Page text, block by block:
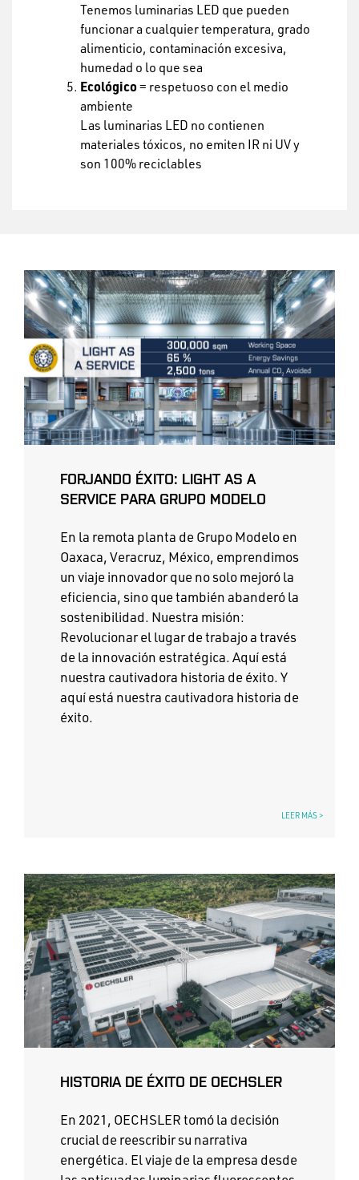
Tenemos luminarias LED que pueden
funcionar a cualquier temperatura, grado
alimenticio, contaminación excesiva,
humedad o lo que sea
Ecológico= respetuoso con el medio
ambiente
Las luminarias LED no contienen
materiales tóxicos, no emiten IR ni UV y
son 100% reciclables
FORJANDO ÉXITO: LIGHT AS A
SERVICE PARA GRUPO MODELO
En la remota planta de Grupo Modelo en
Oaxaca, Veracruz, México, emprendimos
un viaje innovador que no solo mejoró la
eficiencia, sino que también abanderó la
sostenibilidad. Nuestra misión:
Revolucionar el lugar de trabajo a través
de la innovación estratégica. Aquí está
nuestra cautivadora historia de éxito. Y
aquí está nuestra cautivadora historia de
éxito.
LEER MÁS >
HISTORIA DE ÉXITO DE OECHSLER
En 2021, OECHSLER tomó la decisión
crucial de reescribir su narrativa
energética. El viaje de la empresa desde